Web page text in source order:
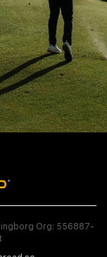
Org: 556887-